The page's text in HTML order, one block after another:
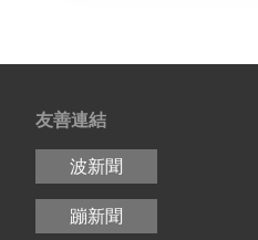
友善連結
波新聞
蹦新聞